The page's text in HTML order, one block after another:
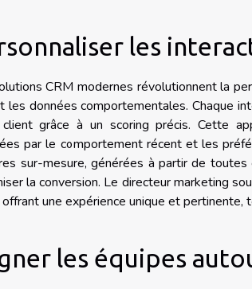
les
CRM modernes révolutionnent la
les données comportementales. Chaque
grâce à un scoring précis. Cette
par le comportement récent et les
sur-mesure, générées à partir de
la conversion. Le directeur marketing
une expérience unique et
les équipes